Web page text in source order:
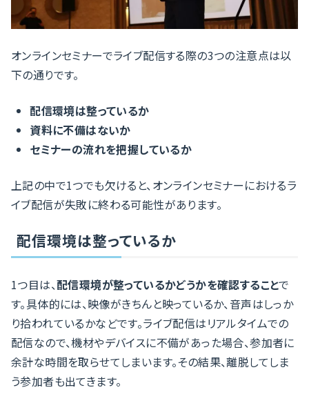
オンラインセミナーでライブ配信する際の3つの注意点は以
下の通りです。
配信環境は整っているか
資料に不備はないか
セミナーの流れを把握しているか
上記の中で1つでも欠けると、オンラインセミナーにおけるラ
イブ配信が失敗に終わる可能性があります。
配信環境は整っているか
1つ目は、配信環境が整っているかどうかを確認することで
す。具体的には、映像がきちんと映っているか、音声はしっか
り拾われているかなどです。ライブ配信はリアルタイムでの
配信なので、機材やデバイスに不備があった場合、参加者に
余計な時間を取らせてしまいます。その結果、離脱してしま
う参加者も出てきます。